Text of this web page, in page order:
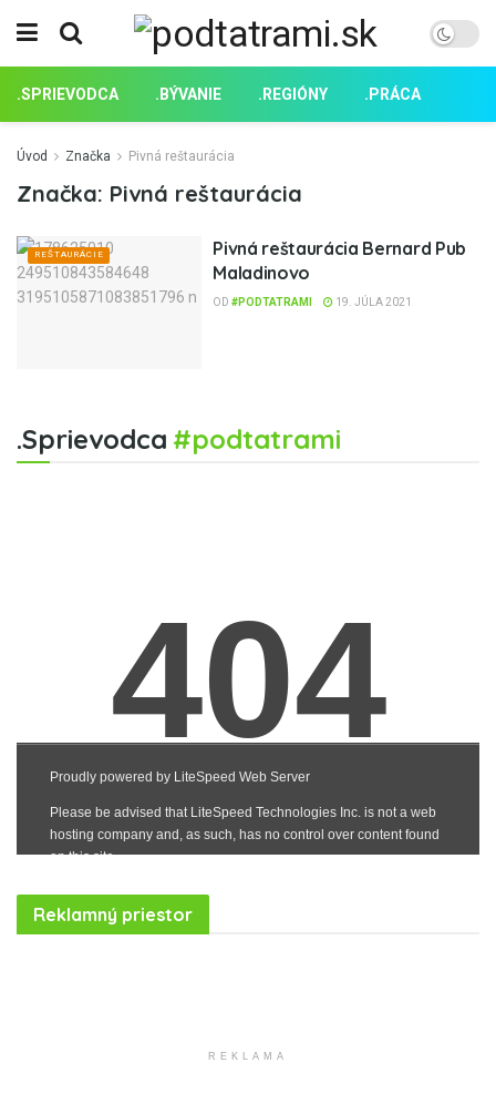
.SPRIEVODCA .BÝVANIE .REGIÓNY .PRÁCA
Úvod Značka Pivná reštaurácia
Značka: Pivná reštaurácia
REŠTAURÁCIE
Pivná reštaurácia Bernard Pub
Maladinovo
OD #PODTATRAMI 19. JÚLA 2021
.Sprievodca #podtatrami
Reklamný priestor
REKLAMA